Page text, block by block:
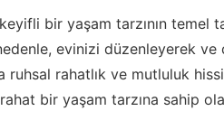
bir yaşam tarzının temel
evinizi düzenleyerek
ruhsal rahatlık ve mutluluk
bir yaşam tarzına sahip